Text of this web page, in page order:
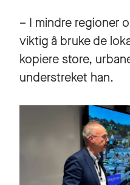
– I mindre regioner
viktig å bruke de
kopiere store,
understreket han.